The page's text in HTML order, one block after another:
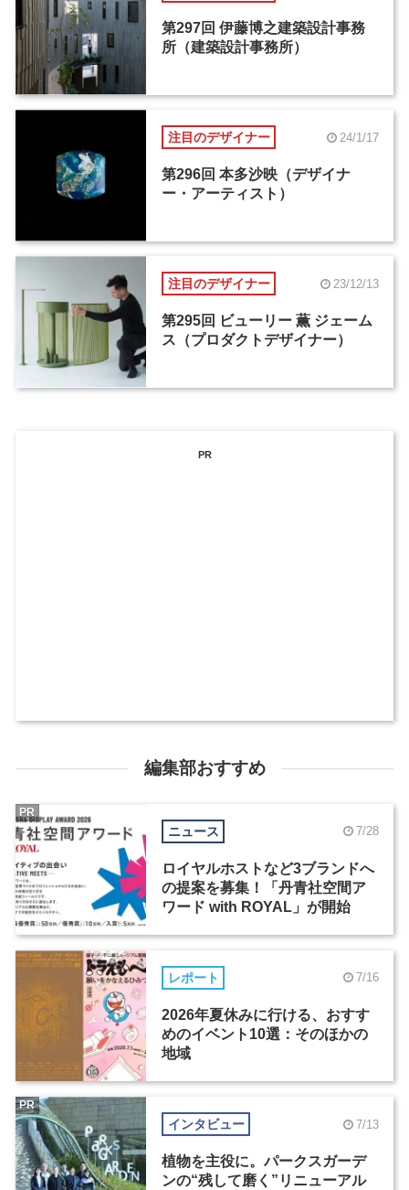
第297回 伊藤博之建築設計事務
所（建築設計事務所）
注目のデザイナー 24/1/17
第296回 本多沙映（デザイナ
ー・アーティスト）
注目のデザイナー 23/12/13
第295回 ビューリー 薫 ジェーム
ス（プロダクトデザイナー）
PR
編集部おすすめ
ニュース 7/28
ロイヤルホストなど3ブランドへ
の提案を募集！「丹青社空間ア
ワード with ROYAL」が開始
PR
レポート 7/16
2026年夏休みに行ける、おすす
めのイベント10選：そのほかの
地域
インタビュー 7/13
植物を主役に。パークスガーデ
ンの“残して磨く”リニューアル
PR